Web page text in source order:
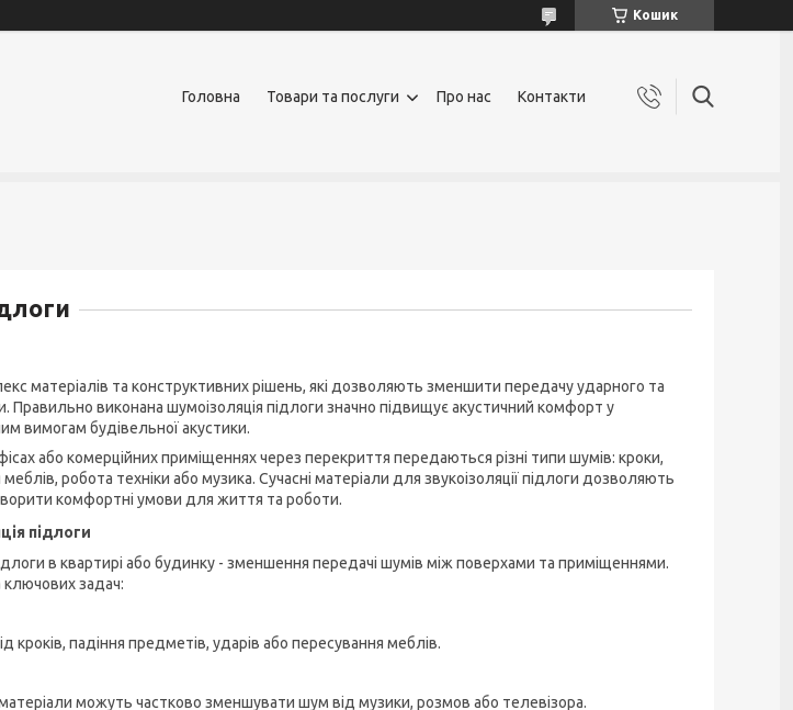
Кошик
Головна Товари та послуги Про нас Контакти
матеріалів та конструктивних рішень, які дозволяють зменшити передачу ударного та
Правильно виконана шумоізоляція підлоги значно підвищує акустичний комфорт у
вимогам будівельної акустики.
або комерційних приміщеннях через перекриття передаються різні типи шумів: кроки,
робота техніки або музика. Сучасні матеріали для звукоізоляції підлоги дозволяють
комфортні умови для життя та роботи.
підлоги
в квартирі або будинку - зменшення передачі шумів між поверхами та приміщеннями.
ключових задач:
кроків, падіння предметів, ударів або пересування меблів.
матеріали можуть частково зменшувати шум від музики, розмов або телевізора.